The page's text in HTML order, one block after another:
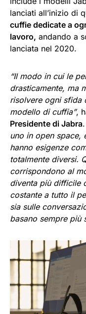
lanciati all’inizio di
cuffie dedicate a
lavoro, andando a
lanciata nel 2020.
“Il modo in cui le
drasticamente, ma
risolvere ogni sfida
modello di cuffia”,
Presidente di Jabra.
uno in open space,
hanno esigenze
totalmente diversi.
corrispondono al
diventa più difficile
costante a tutto il
sia sulle
basano sempre più